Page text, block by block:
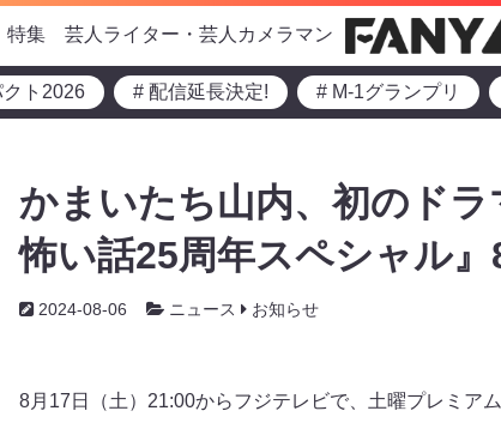
特集 芸人ライター・芸人カメラマン
ト2026 # 配信延長決定! # M-1グランプリ
かまいたち山内、初のド
怖い話25周年スペシャル
2024-08-06 ニュース お知らせ
8月17日（土）21:00からフジテレビで、土曜プレミア